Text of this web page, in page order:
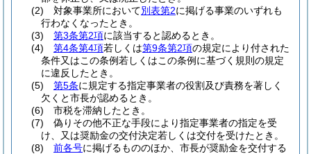
(2)
対象事業所において別表第2に掲げる事業のいずれも
行わなくなったとき。
(3)
第3条第2項に該当すると認めるとき。
(4)
第4条第4項若しくは第9条第2項の規定により付された
条件又はこの条例若しくはこの条例に基づく規則の規定
に違反したとき。
(5)
第5条に規定する指定事業者の役割及び責務を著しく
欠くと市長が認めるとき。
(6)
市税を滞納したとき。
(7)
偽りその他不正な手段により指定事業者の指定を受
け、又は奨励金の交付決定若しくは交付を受けたとき。
(8)
前各号に掲げるもののほか、市長が奨励金を交付する